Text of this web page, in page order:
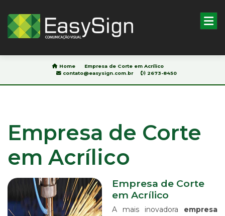
BLOG
PRODUTOS
&
IMPRESSÃO
DIGITAL
EM
ADESIVO
Home
Empresa de Corte em Acrílico
contato@easysign.com.br
2673-8450
Empresa de Corte
em Acrílico
Empresa de Corte
em Acrílico
A mais inovadora empresa